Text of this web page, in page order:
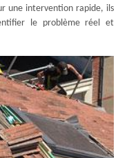
une intervention rapide, ils
le problème réel et